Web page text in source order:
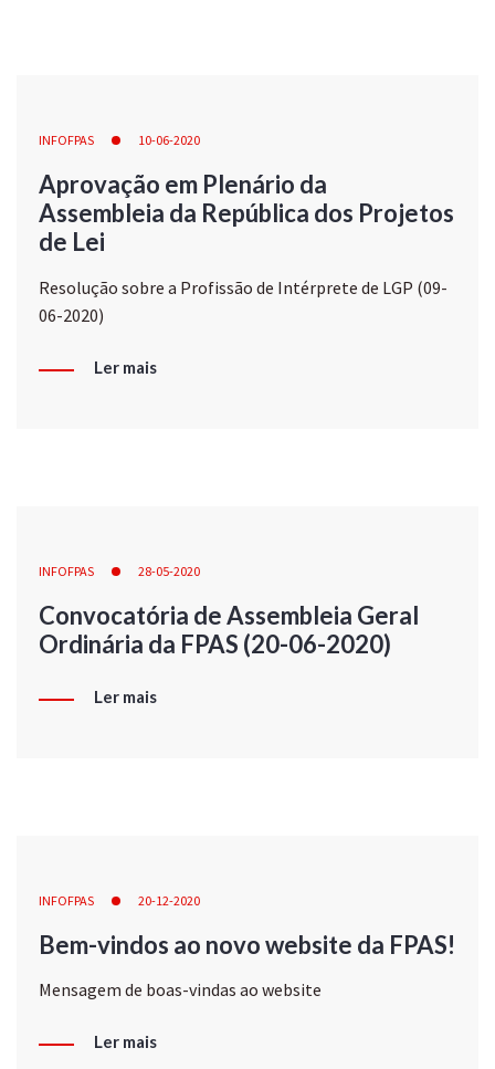
INFOFPAS 10-06-2020
Aprovação em Plenário da
Assembleia da República dos Projetos
de Lei
Resolução sobre a Profissão de Intérprete de LGP (09-
06-2020)
Ler mais
INFOFPAS 28-05-2020
Convocatória de Assembleia Geral
Ordinária da FPAS (20-06-2020)
Ler mais
INFOFPAS 20-12-2020
Bem-vindos ao novo website da FPAS!
Mensagem de boas-vindas ao website
Ler mais